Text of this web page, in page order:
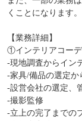
くことになります。
【業務詳細】
①インテリアコー
-現地調査からイン
-家具/備品の選定か
-設営会社の選定、
-撮影監修
-立上の完了までの